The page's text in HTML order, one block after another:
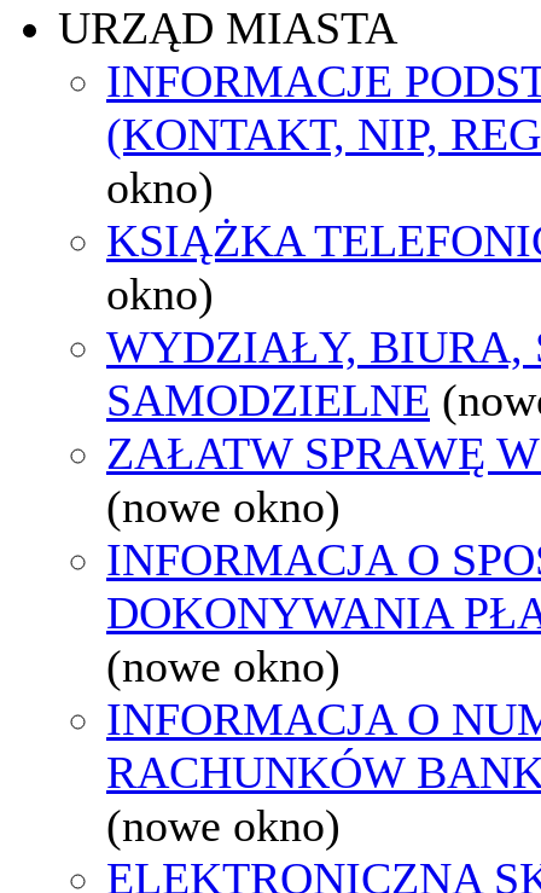
URZĄD MIASTA
INFORMACJE
(KONTAKT, NIP,
okno)
KSIĄŻKA
okno)
WYDZIAŁY, BIURA,
SAMODZIELNE
ZAŁATW SPRAWĘ
(nowe okno)
INFORMACJA O
DOKONYWANIA
(nowe okno)
INFORMACJA O
RACHUNKÓW
(nowe okno)
ELEKTRONICZNA